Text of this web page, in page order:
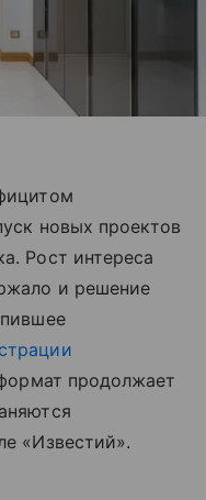
новых проектов
Рост интереса
и решение
продолжает
«Известий».